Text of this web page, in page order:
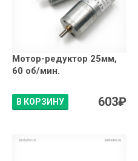
Мотор-редуктор 25мм,
60 об/мин.
В КОРЗИНУ 603₽